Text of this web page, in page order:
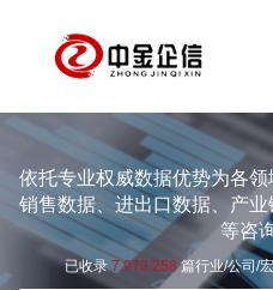
依托专业权威数据优势为各
销售数据、进出口数据、产
等咨
已收录7.973.258篇行业/公司/